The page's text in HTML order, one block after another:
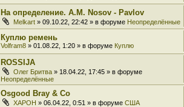
На определение. A.M. Nosov - Pavlov
Melkart » 09.10.22, 22:42 » в форуме Неопределённые
Куплю ремень
Volfram8 » 01.08.22, 1:20 » в форуме Куплю
ROSSIJA
Олег Бритва » 18.04.22, 17:45 » в форуме
Неопределённые
Osgood Bray & Co
XAPOH » 06.04.22, 0:51 » в форуме США